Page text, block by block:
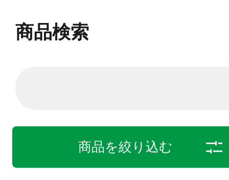
商品検索
商品を絞り込む